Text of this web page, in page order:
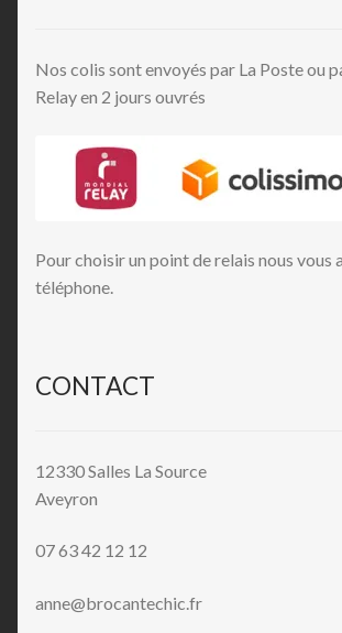
Nos colis sont envoyés par La Poste ou
Relay en 2 jours ouvrés
Pour choisir un point de relais nous vous
téléphone.
CONTACT
12330 Salles La Source
Aveyron
07 63 42 12 12
anne@brocantechic.fr